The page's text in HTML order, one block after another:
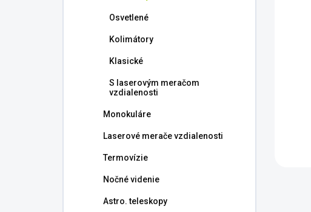
Osvetlené
Kolimátory
Klasické
S laserovým meračom
vzdialenosti
Monokuláre
Laserové merače vzdialenosti
Termovízie
Nočné videnie
Astro. teleskopy